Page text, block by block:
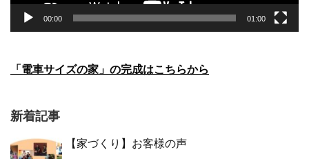
00:00 01:00
「電車サイズの家」の完成はこちらから
新着記事
【家づくり】お客様の声